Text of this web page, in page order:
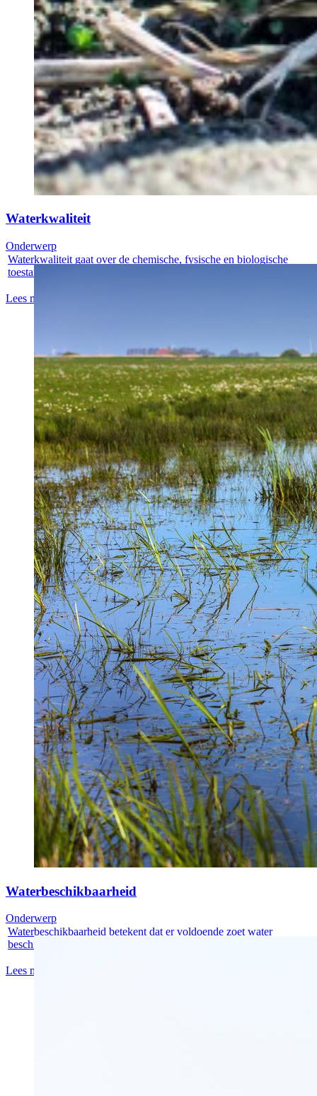
Waterkwaliteit
Waterkwaliteit gaat over de chemische, fysische en biologische
toestand van...
Lees meer
Onderwerp
Waterbeschikbaarheid
Waterbeschikbaarheid betekent dat er voldoende zoet water
beschikbaar is op...
Lees meer
Onderwerp